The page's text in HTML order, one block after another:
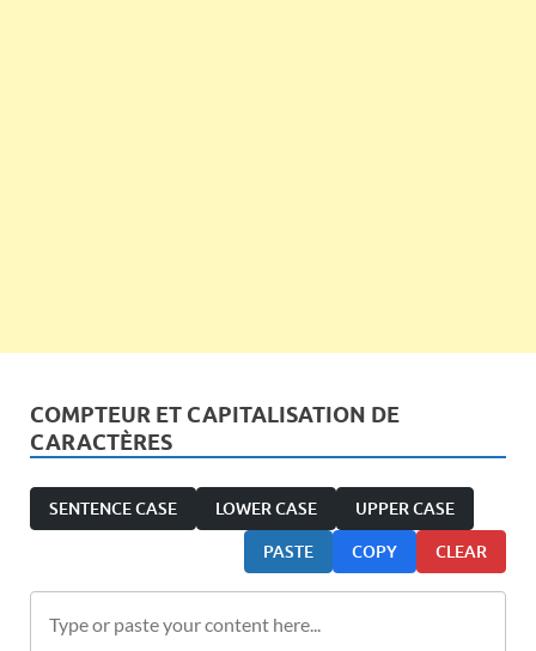
COMPTEUR ET CAPITALISATION DE
CARACTÈRES
SENTENCE CASE LOWER CASE UPPER CASE
PASTE COPY CLEAR